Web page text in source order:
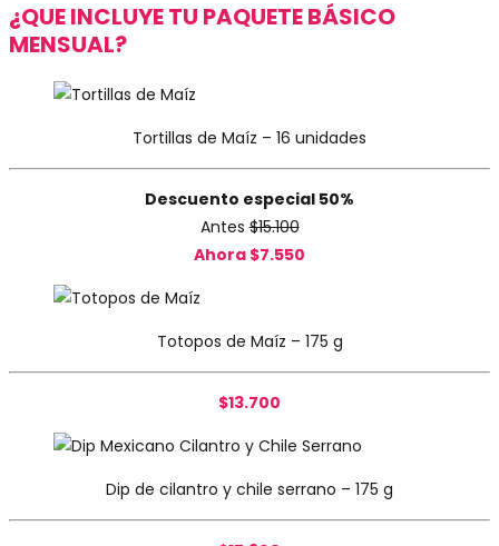
¿QUE INCLUYE TU PAQUETE BÁSICO
MENSUAL?
Tortillas de Maíz – 16 unidades
Descuento especial 50%
Antes$15.100
Ahora $7.550
Totopos de Maíz – 175 g
$13.700
Dip de cilantro y chile serrano – 175 g